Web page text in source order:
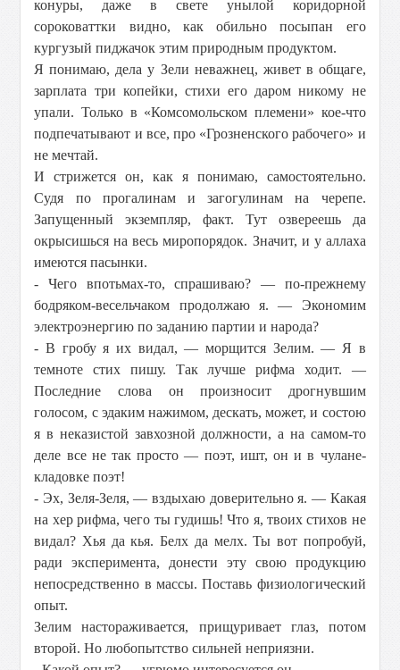
конуры, даже в свете унылой коридорной
сороковаттки видно, как обильно посыпан его
кургузый пиджачок этим природным продуктом.
Я понимаю, дела у Зели неважнец, живет в общаге,
зарплата три копейки, стихи его даром никому не
упали. Только в «Комсомольском племени» кое-что
подпечатывают и все, про «Грозненского рабочего» и
не мечтай.
И стрижется он, как я понимаю, самостоятельно.
Судя по прогалинам и загогулинам на черепе.
Запущенный экземпляр, факт. Тут озвереешь да
окрысишься на весь миропорядок. Значит, и у аллаха
имеются пасынки.
- Чего впотьмах-то, спрашиваю? — по-прежнему
бодряком-весельчаком продолжаю я. — Экономим
электроэнергию по заданию партии и народа?
- В гробу я их видал, — морщится Зелим. — Я в
темноте стих пишу. Так лучше рифма ходит. —
Последние слова он произносит дрогнувшим
голосом, с эдаким нажимом, дескать, может, и состою
я в неказистой завхозной должности, а на самом-то
деле все не так просто — поэт, ишт, он и в чулане-
кладовке поэт!
- Эх, Зеля-Зеля, — вздыхаю доверительно я. — Какая
на хер рифма, чего ты гудишь! Что я, твоих стихов не
видал? Хья да кья. Белх да мелх. Ты вот попробуй,
ради эксперимента, донести эту свою продукцию
непосредственно в массы. Поставь физиологический
опыт.
Зелим настораживается, прищуривает глаз, потом
второй. Но любопытство сильней неприязни.